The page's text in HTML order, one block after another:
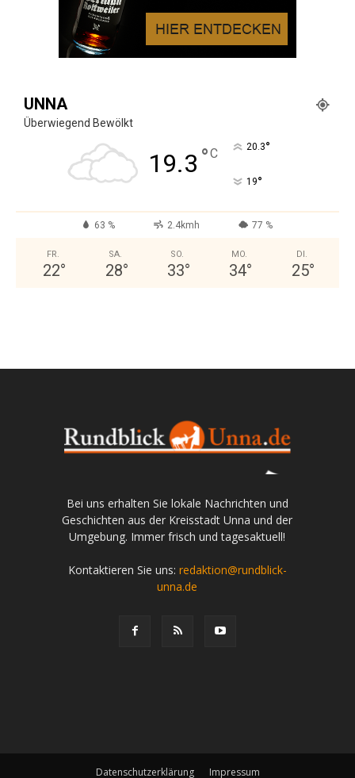
UNNA
Überwiegend Bewölkt
19.3 °C 20.3°
19°
63 % 2.4kmh 77 %
FR.
22°
SA.
28°
SO.
33°
MO.
34°
DI.
25°
Bei uns erhalten Sie lokale Nachrichten und
Geschichten aus der Kreisstadt Unna und der
Umgebung. Immer frisch und tagesaktuell!
Kontaktieren Sie uns: redaktion@rundblick-
unna.de
Datenschutzerklärung Impressum